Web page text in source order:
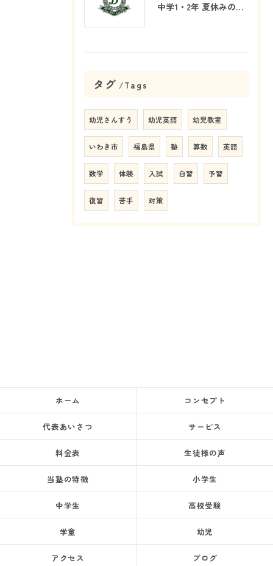
中学1・2年 夏休みの学習戦略
タグ Tags
幼児さんすう 幼児英語 幼児教室
いわき市 福島県 塾 算数 英語
数学 体験 入試 自習 予習
復習 苦手 対策
ホーム コンセプト
代表あいさつ サービス
料金表 生徒様の声
当塾の特徴 小学生
中学生 高校受験
学童 幼児
アクセス ブログ